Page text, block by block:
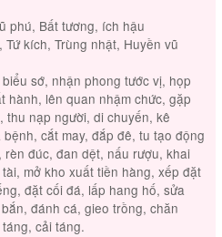
phú, Bất tương, ích hậu
kích, Trùng nhật, Huyền vũ
sớ, nhận phong tước vị, họp
hành, lên quan nhậm chức, gặp
nạp người, di chuyến, kê
cắt may, đắp đê, tu tạo động
đúc, đan dệt, nấu rượu, khai
mở kho xuất tiền hàng, xếp đặt
đặt cối đá, lấp hang hố, sửa
đánh cá, gieo trồng, chăn
cải táng.